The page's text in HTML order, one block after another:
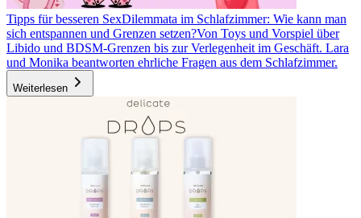
Tipps für besseren SexDilemmata im Schlafzimmer: Wie kann man
sich entspannen und Grenzen setzen?Von Toys und Vorspiel über
Libido und BDSM-Grenzen bis zur Verlegenheit im Geschäft. Lara
und Monika beantworten ehrliche Fragen aus dem Schlafzimmer.
Weiterlesen